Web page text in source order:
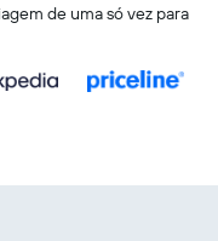
de uma só vez para